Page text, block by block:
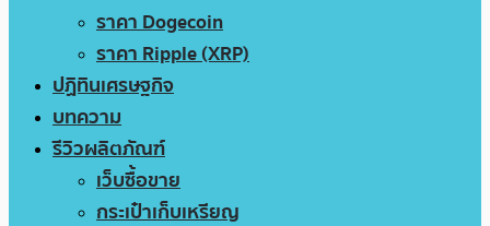
ราคา Dogecoin
ราคา Ripple (XRP)
ปฏิทินเศรษฐกิจ
บทความ
รีวิวผลิตภัณฑ์
เว็บซื้อขาย
กระเป๋าเก็บเหรียญ